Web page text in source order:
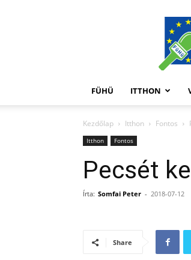
FÜHÜ ITTHON
Kezdőlap Itthon Fontos
Itthon Fontos
Pecsét
Írta: Somfai Peter - 2018-07-12
Share